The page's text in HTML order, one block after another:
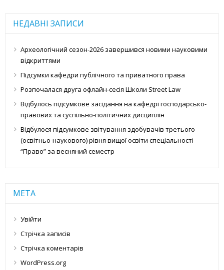
НЕДАВНІ ЗАПИСИ
Археологічний сезон-2026 завершився новими науковими
відкриттями
Підсумки кафедри публічного та приватного права
Розпочалася друга офлайн-сесія Школи Street Law
Відбулось підсумкове засідання на кафедрі господарсько-
правових та суспільно-політичних дисциплін
Відбулося підсумкове звітування здобувачів третього
(освітньо-наукового) рівня вищої освіти спеціальності
“Право” за весняний семестр
МЕТА
Увійти
Стрічка записів
Стрічка коментарів
WordPress.org